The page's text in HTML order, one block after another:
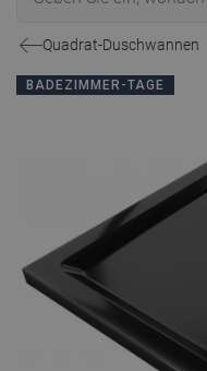
Quadrat-Duschwannen
BADEZIMMER-TAGE